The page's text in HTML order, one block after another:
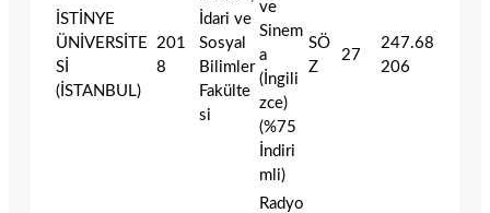
İSTİNYE
ÜNİVERSİTE
Sİ
(İSTANBUL)
201
8
İdari ve
Sosyal
Bilimler
Fakülte
si
ve
Sinem
a
(İngili
zce)
(%75
İndiri
mli)
SÖ
Z
27
247.68
206
Radyo